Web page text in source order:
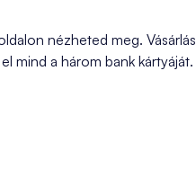
nézheted meg. Vásárlás
mind a három bank kártyáját.